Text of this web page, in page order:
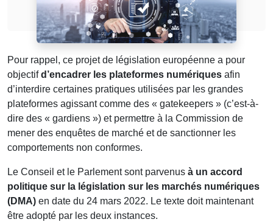
Pour rappel, ce projet de législation européenne a pour
objectifd’encadrer les plateformes numériques afin
d’interdire certaines pratiques utilisées par les grandes
plateformes agissant comme des « gatekeepers » (c’est-à-
dire des « gardiens ») et permettre à la Commission de
mener des enquêtes de marché et de sanctionner les
comportements non conformes.
Le Conseil et le Parlement sont parvenus à un accord
politique sur la législation sur les marchés numériques
(DMA) en date du 24 mars 2022. Le texte doit maintenant
être adopté par les deux instances.